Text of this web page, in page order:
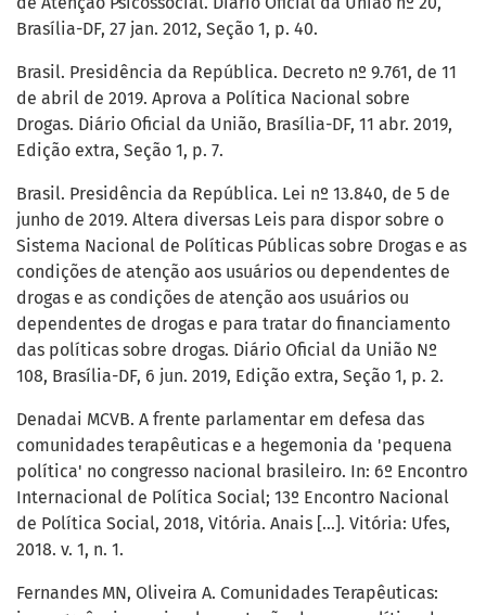
Brasília-DF, 27 jan. 2012, Seção 1, p. 40.
Brasil. Presidência da República. Decreto nº 9.761, de 11
de abril de 2019. Aprova a Política Nacional sobre
Drogas. Diário Oficial da União, Brasília-DF, 11 abr. 2019,
Edição extra, Seção 1, p. 7.
Brasil. Presidência da República. Lei nº 13.840, de 5 de
junho de 2019. Altera diversas Leis para dispor sobre o
Sistema Nacional de Políticas Públicas sobre Drogas e as
condições de atenção aos usuários ou dependentes de
drogas e as condições de atenção aos usuários ou
dependentes de drogas e para tratar do financiamento
das políticas sobre drogas. Diário Oficial da União Nº
108, Brasília-DF, 6 jun. 2019, Edição extra, Seção 1, p. 2.
Denadai MCVB. A frente parlamentar em defesa das
comunidades terapêuticas e a hegemonia da 'pequena
política' no congresso nacional brasileiro. In: 6º Encontro
Internacional de Política Social; 13º Encontro Nacional
de Política Social, 2018, Vitória. Anais [...]. Vitória: Ufes,
2018. v. 1, n. 1.
Fernandes MN, Oliveira A. Comunidades Terapêuticas: